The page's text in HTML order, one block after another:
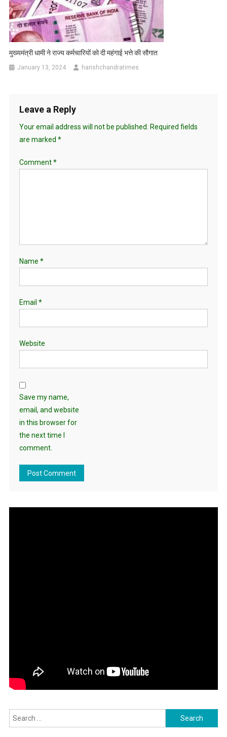
मुख्यमंत्री धामी ने राज्य कर्मचारियों को दी महंगाई भत्ते की सौगात
January 13, 2024 harishchandratimes
Leave a Reply
Your email address will not be published. Required fields
are marked *
Comment*
Name *
Email *
Website
Save my name,
email, and website
in this browser for
the next time I
comment.
Search
for: